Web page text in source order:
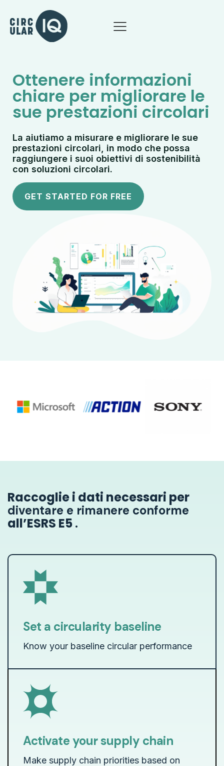
Ottenere informazioni
chiare per migliorare le
sue prestazioni circolari
La aiutiamo a misurare e migliorare le sue
prestazioni circolari, in modo che possa
raggiungere i suoi obiettivi di sostenibilità
con soluzioni circolari.
GET STARTED FOR FREE
Raccoglie i dati necessari per
diventare e rimanere conforme
all’ESRS E5.
Set a circularity baseline
Know your baseline circular performance
Activate your supply chain
Make supply chain priorities based on